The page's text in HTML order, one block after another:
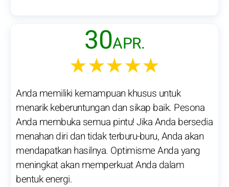
30APR.
★★★★★
Anda memiliki kemampuan khusus untuk
menarik keberuntungan dan sikap baik. Pesona
Anda membuka semua pintu! Jika Anda bersedia
menahan diri dan tidak terburu-buru, Anda akan
mendapatkan hasilnya. Optimisme Anda yang
meningkat akan memperkuat Anda dalam
bentuk energi.